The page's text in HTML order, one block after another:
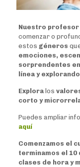
Nuestro profesor
comenzar o
estos géneros
emociones,
sorprendentes
línea y
Explora los
corto y
Puedes ampliar
aquí
Comenzamos el
terminamos el 10
clases de hora y